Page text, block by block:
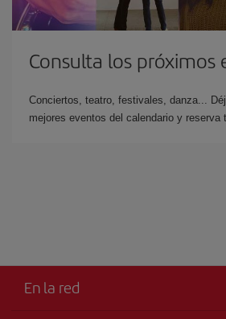
Consulta los próximos
Conciertos, teatro, festivales, danza...
mejores eventos del calendario y reserva
En la red